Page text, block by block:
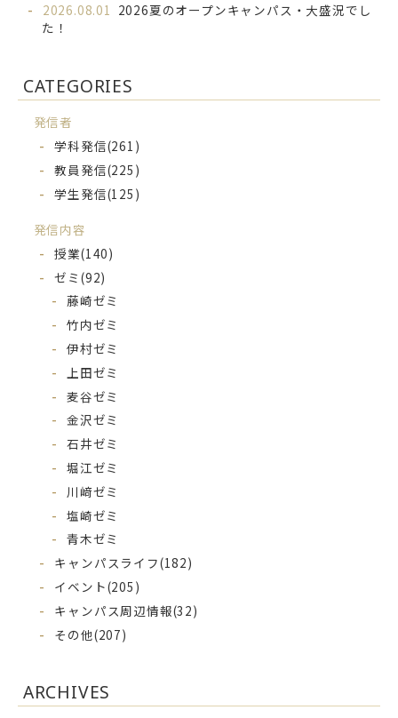
2026.08.01 2026夏のオープンキャンパス・大盛況でし
た！
CATEGORIES
発信者
学科発信(261)
教員発信(225)
学生発信(125)
発信内容
授業(140)
ゼミ(92)
藤崎ゼミ
竹内ゼミ
伊村ゼミ
上田ゼミ
麦谷ゼミ
金沢ゼミ
石井ゼミ
堀江ゼミ
川﨑ゼミ
塩崎ゼミ
青木ゼミ
キャンパスライフ(182)
イベント(205)
キャンパス周辺情報(32)
その他(207)
ARCHIVES